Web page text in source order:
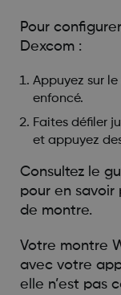
Pour
Dexcom :
Appuyez sur
enfoncé.
Faites défiler
et appuyez
Consultez le
pour en savoir
de montre.
Votre montre
avec votre
elle n’est pas